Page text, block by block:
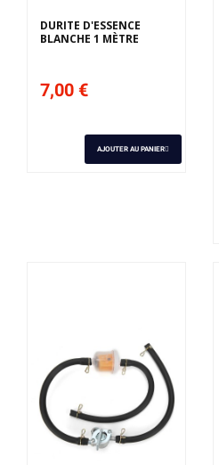
DURITE D'ESSENCE
BLANCHE 1 MÈTRE
7,00 €
AJOUTER AU PANIER